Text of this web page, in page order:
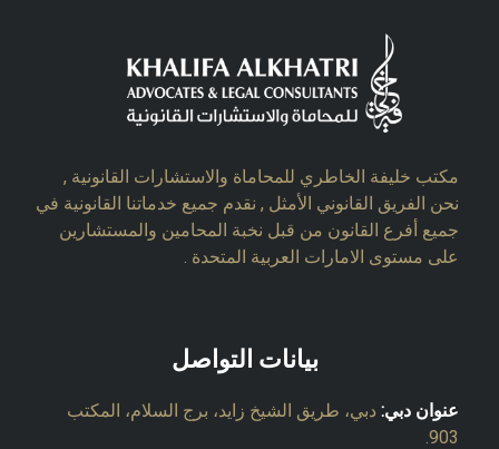
مكتب خليفة الخاطري للمحاماة والاستشارات القانونية ,
نحن الفريق القانوني الأمثل , نقدم جميع خدماتنا القانونية في
جميع أفرع القانون من قبل نخبة المحامين والمستشارين
على مستوى الامارات العربية المتحدة .
بيانات التواصل
عنوان دبي: دبي، طريق الشيخ زايد، برج السلام، المكتب
903.